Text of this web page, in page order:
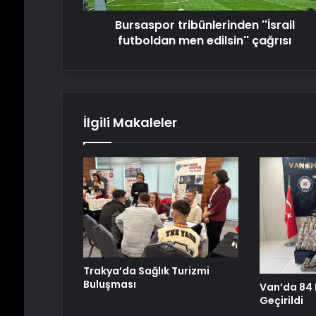
Bursaspor tribünlerinden ''İsrail
futboldan men edilsin'' çağrısı
İlgili Makaleler
Trakya’da Sağlık Turizmi
Buluşması
Van’da 84
Geçirildi